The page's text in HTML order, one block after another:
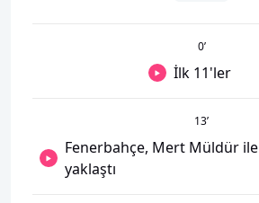
0’
İlk 11'ler
13’
Fenerbahçe, Mert Müldür
yaklaştı